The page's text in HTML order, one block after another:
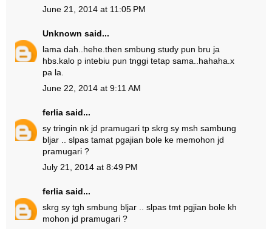
June 21, 2014 at 11:05 PM
Unknown said...
lama dah..hehe.then smbung study pun bru ja
hbs.kalo p intebiu pun tnggi tetap sama..hahaha.x
pa la.
June 22, 2014 at 9:11 AM
ferlia said...
sy tringin nk jd pramugari tp skrg sy msh sambung
bljar .. slpas tamat pgajian bole ke memohon jd
pramugari ?
July 21, 2014 at 8:49 PM
ferlia said...
skrg sy tgh smbung bljar .. slpas tmt pgjian bole kh
mohon jd pramugari ?